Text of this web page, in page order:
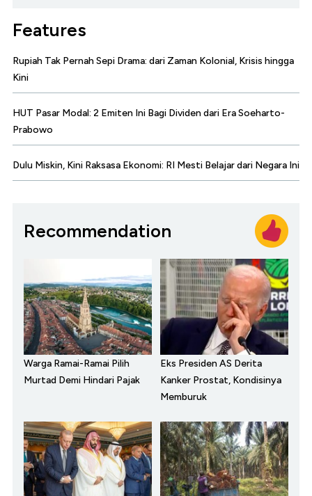
Features
Rupiah Tak Pernah Sepi Drama: dari Zaman Kolonial, Krisis hingga
Kini
HUT Pasar Modal: 2 Emiten Ini Bagi Dividen dari Era Soeharto-
Prabowo
Dulu Miskin, Kini Raksasa Ekonomi: RI Mesti Belajar dari Negara Ini
Recommendation
Warga Ramai-Ramai Pilih
Murtad Demi Hindari Pajak
Eks Presiden AS Derita
Kanker Prostat, Kondisinya
Memburuk